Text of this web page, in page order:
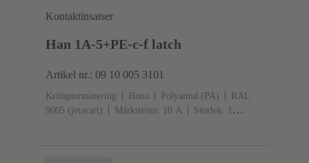
Kontaktinsatser
Han 1A-5+PE-c-f latch
Artikel nr.: 09 10 005 3101
Krimpterminering Hona Polyamid (PA)
RAL
9005 (jetsvart)
Märkström: ‌10 A
Storlek: 1